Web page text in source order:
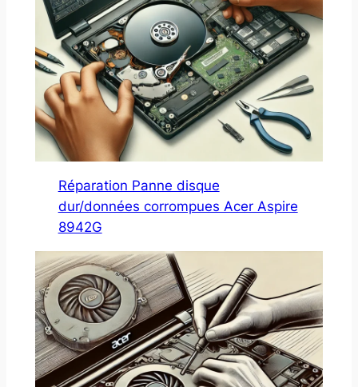
Réparation Panne disque
dur/données corrompues Acer Aspire
8942G